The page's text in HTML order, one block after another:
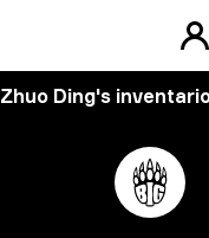
Zhuo Ding's